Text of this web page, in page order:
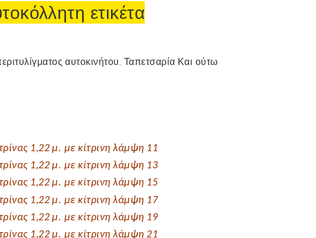
ετικέτα
αυτοκινήτου, Ταπετσαρία Και ούτω